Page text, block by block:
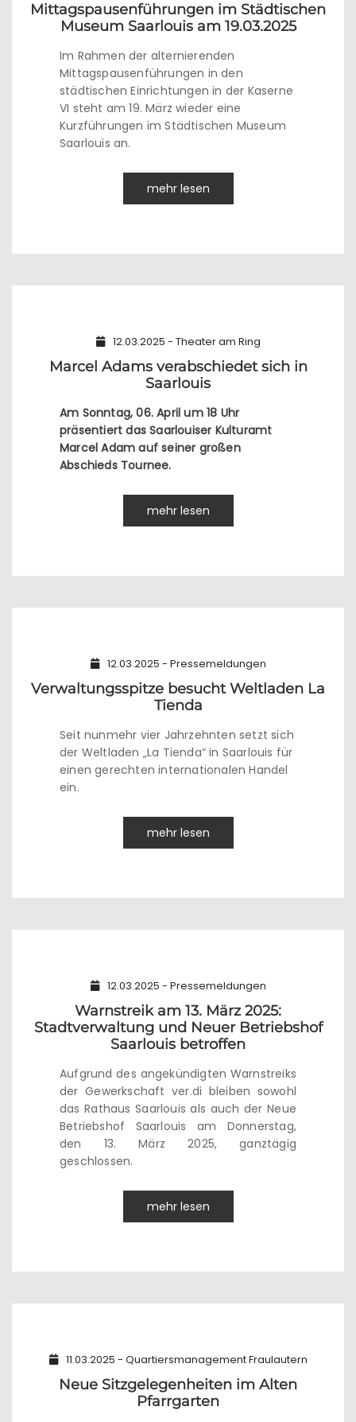
Mittagspausenführungen im Städtischen
Museum Saarlouis am 19.03.2025
Im Rahmen der alternierenden
Mittagspausenführungen in den
städtischen Einrichtungen in der Kaserne
VI steht am 19. März wieder eine
Kurzführungen im Städtischen Museum
Saarlouis an.
mehr lesen
12.03.2025 - Theater am Ring
Marcel Adams verabschiedet sich in
Saarlouis
Am Sonntag, 06. April um 18 Uhr
präsentiert das Saarlouiser Kulturamt
Marcel Adam auf seiner großen
Abschieds Tournee.
mehr lesen
12.03.2025 - Pressemeldungen
Verwaltungsspitze besucht Weltladen La
Tienda
Seit nunmehr vier Jahrzehnten setzt sich
der Weltladen „La Tienda“ in Saarlouis für
einen gerechten internationalen Handel
ein.
mehr lesen
12.03.2025 - Pressemeldungen
Warnstreik am 13. März 2025:
Stadtverwaltung und Neuer Betriebshof
Saarlouis betroffen
Aufgrund des angekündigten Warnstreiks
der Gewerkschaft ver.di bleiben sowohl
das Rathaus Saarlouis als auch der Neue
Betriebshof Saarlouis am Donnerstag,
den 13. März 2025, ganztägig
geschlossen.
mehr lesen
11.03.2025 - Quartiersmanagement Fraulautern
Neue Sitzgelegenheiten im Alten
Pfarrgarten